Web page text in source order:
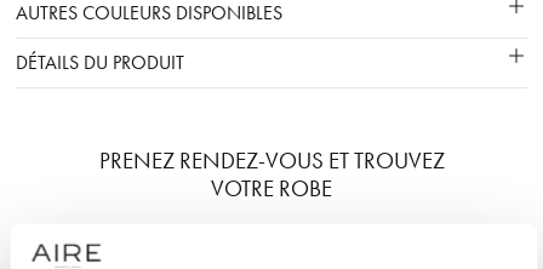
AUTRES COULEURS DISPONIBLES
DÉTAILS DU PRODUIT
PRENEZ RENDEZ-VOUS ET TROUVEZ
VOTRE ROBE